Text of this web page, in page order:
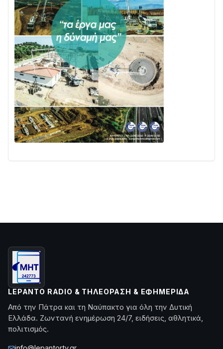
LEPANTO RADIO & ΤΗΛΕΌΡΑΣΗ & ΕΦΗΜΕΡΊΔΑ
Από την Πάτρα και τη Ναύπακτο για όλη την Δυτική
Ελλάδα. Ζωντανή ενημέρωση 24/7, ειδήσεις, αθλητικά,
πολιτισμός.